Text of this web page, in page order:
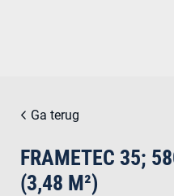
Ga terug
FRAMETEC 35;
(3,48 M²)